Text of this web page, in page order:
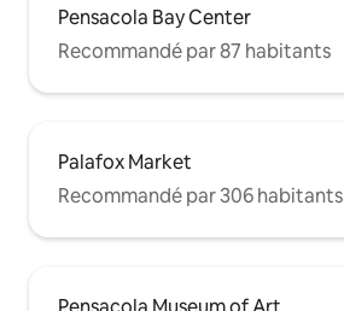
Pensacola Bay Center
Recommandé par 87 habitants
Palafox Market
Recommandé par 306 habitants